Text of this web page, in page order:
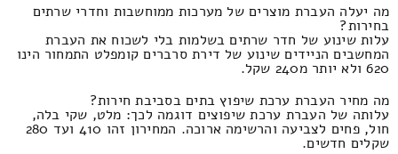
מה יעלה העברת מוצרים של מערכות ממוחשבות וחדרי שרתים
בחירות?
עלות שינוע של חדר שרתים בשלמות בלי לשכוח את העברת
המחשבים הניידים שינוע של דירת סרברים קומפלט התמחור הינו
620 ולא יותר מ240 שקל.
מה מחיר העברת ערכת שיפוץ בתים בסביבת חירות?
עלותה של העברת ערכת שיפוצים דוגמה לכך: מלט, שקי בלה,
חול, פחים לצביעה והרשימה ארוכה. המחירון זהו 410 ועד 280
שקלים חדשים.